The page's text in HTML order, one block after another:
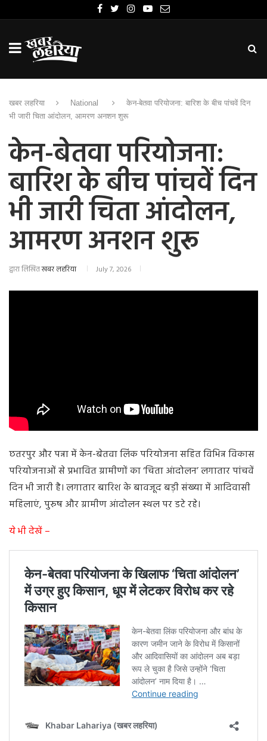
खबर लहरिया National
केन-बेतवा परियोजना: बारिश के बीच पांचवें दिन
भी जारी चिता आंदोलन, आमरण अनशन शुरू
केन-बेतवा परियोजना:
बारिश के बीच पांचवें दिन
भी जारी चिता आंदोलन,
आमरण अनशन शुरू
द्वारा लिखितखबर लहरिया July 7, 2026
छतरपुर और पन्ना में केन-बेतवा लिंक परियोजना सहित विभिन्न विकास
परियोजनाओं से प्रभावित ग्रामीणों का ‘चिता आंदोलन’ लगातार पांचवें
दिन भी जारी है। लगातार बारिश के बावजूद बड़ी संख्या में आदिवासी
महिलाएं, पुरुष और ग्रामीण आंदोलन स्थल पर डटे रहे।
ये भी देखें –